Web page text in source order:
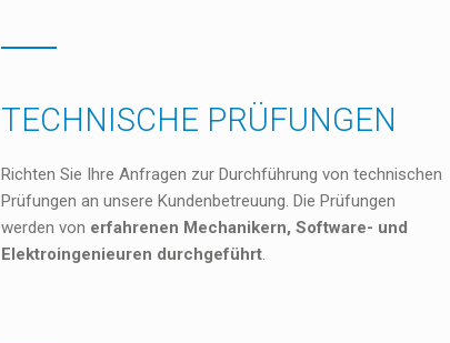
TECHNISCHE PRÜFUNGEN
Richten Sie Ihre Anfragen zur Durchführung von technischen
Prüfungen an unsere Kundenbetreuung. Die Prüfungen
werden von erfahrenen Mechanikern, Software- und
Elektroingenieuren durchgeführt.